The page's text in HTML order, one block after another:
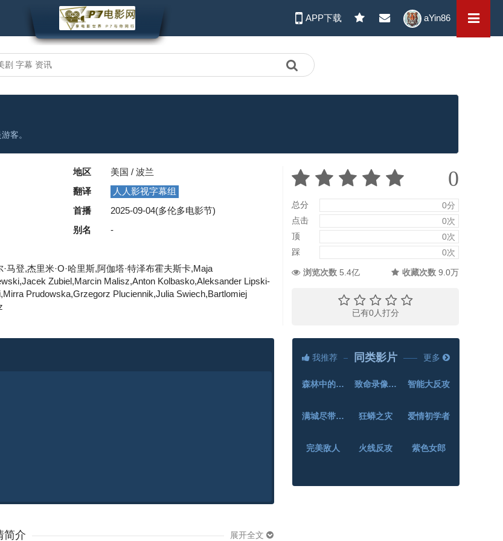
APP下载 aYin86
客。
地区
美国 / 波兰
翻译
人人影视字幕组
首播
2025-09-04(多伦多电影节)
别名
-
马登,杰里米·O·哈里斯,阿伽塔·特泽布霍夫斯卡,Maja
Zubiel,Marcin Malisz,Anton Kolbasko,Aleksander Lipski-
Prudowska,Grzegorz Pluciennik,Julia Swiech,Bartlomiej
0
总分
0分
点击
0次
顶
0次
踩
0次
浏览次数 5.4亿 收藏次数 9.0万
已有0人打分
简介 展开全文
我推荐 同类影片 更多
森林中的餐厅 致命录像带99 智能大反攻
满城尽带黄金甲 狂蟒之灾 爱情初学者
完美敌人 火线反攻 紫色女郎